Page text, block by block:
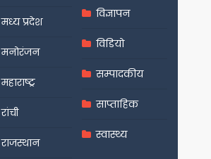
मध्य प्रदेश
मनोरंजन
महाराष्ट्र
रांची
राजस्थान
विज्ञापन
विडियो
सम्पादकीय
साप्ताहिक
स्वास्थ्य